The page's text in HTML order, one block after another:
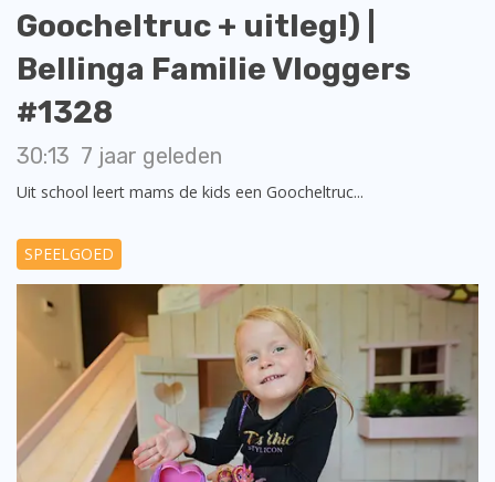
Goocheltruc + uitleg!) |
Bellinga Familie Vloggers
#1328
30:13 7 jaar geleden
Uit school leert mams de kids een Goocheltruc...
SPEELGOED